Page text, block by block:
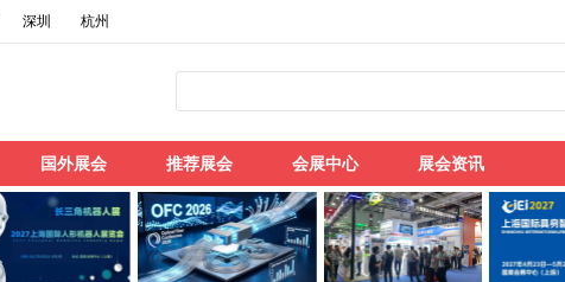
深圳 杭州
国外展会 推荐展会 会展中心 展会资讯